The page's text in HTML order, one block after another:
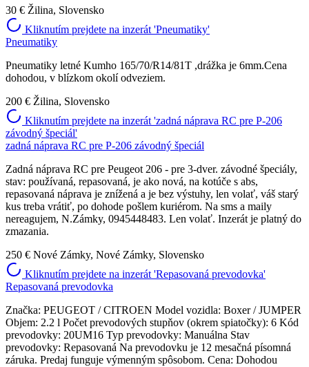
30 € Žilina, Slovensko
Kliknutím prejdete na inzerát 'Pneumatiky'
Pneumatiky
Pneumatiky letné Kumho 165/70/R14/81T ,drážka je 6mm.Cena
dohodou, v blízkom okolí odveziem.
200 € Žilina, Slovensko
Kliknutím prejdete na inzerát 'zadná náprava RC pre P-206
závodný špeciál'
zadná náprava RC pre P-206 závodný špeciál
Zadná náprava RC pre Peugeot 206 - pre 3-dver. závodné špeciály,
stav: používaná, repasovaná, je ako nová, na kotúče s abs,
repasovaná náprava je znížená a je bez výstuhy, len volať, váš starý
kus treba vrátiť, po dohode pošlem kuriérom. Na sms a maily
nereagujem, N.Zámky, 0945448483. Len volať. Inzerát je platný do
zmazania.
250 € Nové Zámky, Nové Zámky, Slovensko
Kliknutím prejdete na inzerát 'Repasovaná prevodovka'
Repasovaná prevodovka
Značka: PEUGEOT / CITROEN Model vozidla: Boxer / JUMPER
Objem: 2.2 l Počet prevodových stupňov (okrem spiatočky): 6 Kód
prevodovky: 20UM16 Typ prevodovky: Manuálna Stav
prevodovky: Repasovaná Na prevodovku je 12 mesačná písomná
záruka. Predaj funguje výmenným spôsobom. Cena: Dohodou